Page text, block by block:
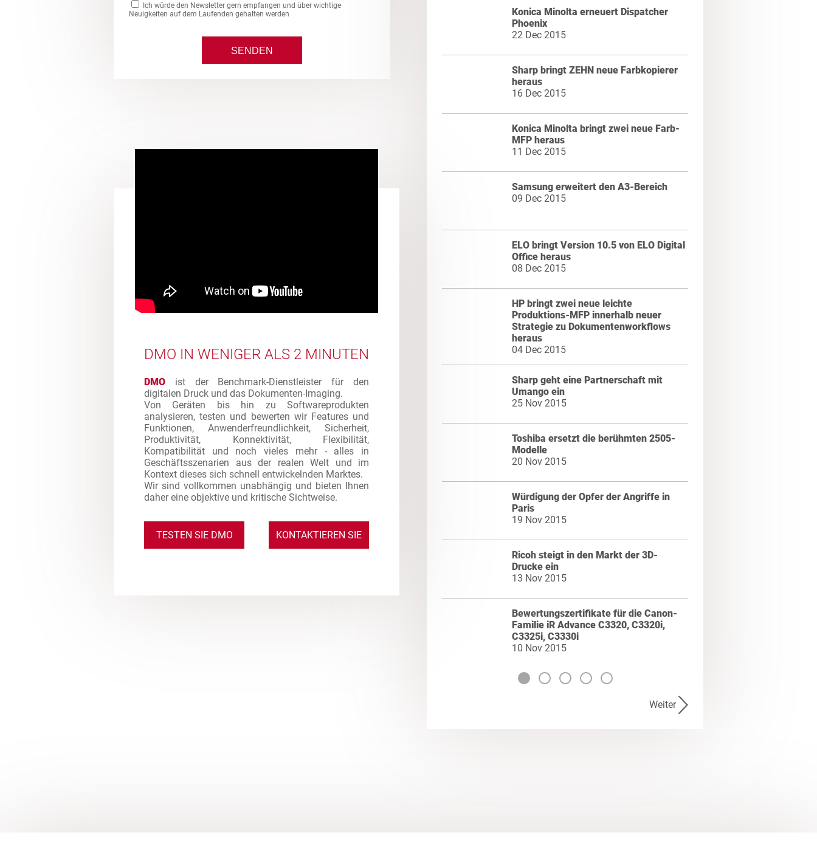
Ich würde den Newsletter gern empfangen und über wichtige
Neuigkeiten auf dem Laufenden gehalten werden
DMO IN WENIGER ALS 2 MINUTEN
DMO ist der Benchmark-Dienstleister für den
digitalen Druck und das Dokumenten-Imaging.
Von Geräten bis hin zu Softwareprodukten
analysieren, testen und bewerten wir Features und
Funktionen, Anwenderfreundlichkeit, Sicherheit,
Produktivität, Konnektivität, Flexibilität,
Kompatibilität und noch vieles mehr - alles in
Geschäftsszenarien aus der realen Welt und im
Kontext dieses sich schnell entwickelnden Marktes.
Wir sind vollkommen unabhängig und bieten Ihnen
daher eine objektive und kritische Sichtweise.
TESTEN SIE DMO KONTAKTIEREN SIE
Konica Minolta erneuert Dispatcher
Phoenix
22 Dec 2015
Sharp bringt ZEHN neue Farbkopierer
heraus
16 Dec 2015
Konica Minolta bringt zwei neue Farb-
MFP heraus
11 Dec 2015
Samsung erweitert den A3-Bereich
09 Dec 2015
ELO bringt Version 10.5 von ELO Digital
Office heraus
08 Dec 2015
HP bringt zwei neue leichte
Produktions-MFP innerhalb neuer
Strategie zu Dokumentenworkflows
heraus
04 Dec 2015
Sharp geht eine Partnerschaft mit
Umango ein
25 Nov 2015
Toshiba ersetzt die berühmten 2505-
Modelle
20 Nov 2015
Würdigung der Opfer der Angriffe in
Paris
19 Nov 2015
Ricoh steigt in den Markt der 3D-
Drucke ein
13 Nov 2015
Bewertungszertifikate für die Canon-
Familie iR Advance C3320, C3320i,
C3325i, C3330i
10 Nov 2015
Weiter